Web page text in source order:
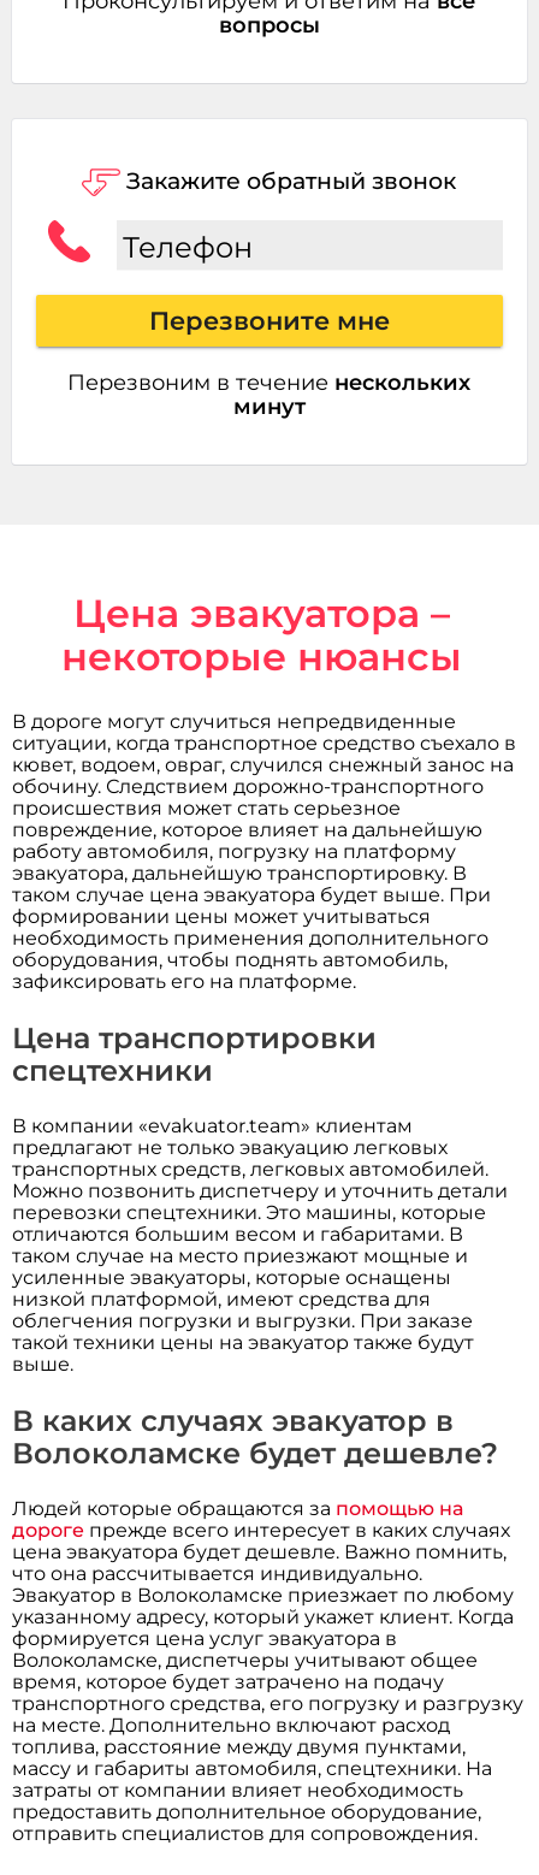
вопросы
Закажите обратный звонок
Телефон
Перезвоните мне
Перезвоним в течение нескольких
минут
Цена эвакуатора –
некоторые нюансы
В дороге могут случиться непредвиденные
ситуации, когда транспортное средство съехало в
кювет, водоем, овраг, случился снежный занос на
обочину. Следствием дорожно-транспортного
происшествия может стать серьезное
повреждение, которое влияет на дальнейшую
работу автомобиля, погрузку на платформу
эвакуатора, дальнейшую транспортировку. В
таком случае цена эвакуатора будет выше. При
формировании цены может учитываться
необходимость применения дополнительного
оборудования, чтобы поднять автомобиль,
зафиксировать его на платформе.
Цена транспортировки
спецтехники
В компании «evakuator.team» клиентам
предлагают не только эвакуацию легковых
транспортных средств, легковых автомобилей.
Можно позвонить диспетчеру и уточнить детали
перевозки спецтехники. Это машины, которые
отличаются большим весом и габаритами. В
таком случае на место приезжают мощные и
усиленные эвакуаторы, которые оснащены
низкой платформой, имеют средства для
облегчения погрузки и выгрузки. При заказе
такой техники цены на эвакуатор также будут
выше.
В каких случаях эвакуатор в
Волоколамске будет дешевле?
Людей которые обращаются за помощью на
дороге прежде всего интересует в каких случаях
цена эвакуатора будет дешевле. Важно помнить,
что она рассчитывается индивидуально.
Эвакуатор в Волоколамске приезжает по любому
указанному адресу, который укажет клиент. Когда
формируется цена услуг эвакуатора в
Волоколамске, диспетчеры учитывают общее
время, которое будет затрачено на подачу
транспортного средства, его погрузку и разгрузку
на месте. Дополнительно включают расход
топлива, расстояние между двумя пунктами,
массу и габариты автомобиля, спецтехники. На
затраты от компании влияет необходимость
предоставить дополнительное оборудование,
отправить специалистов для сопровождения.